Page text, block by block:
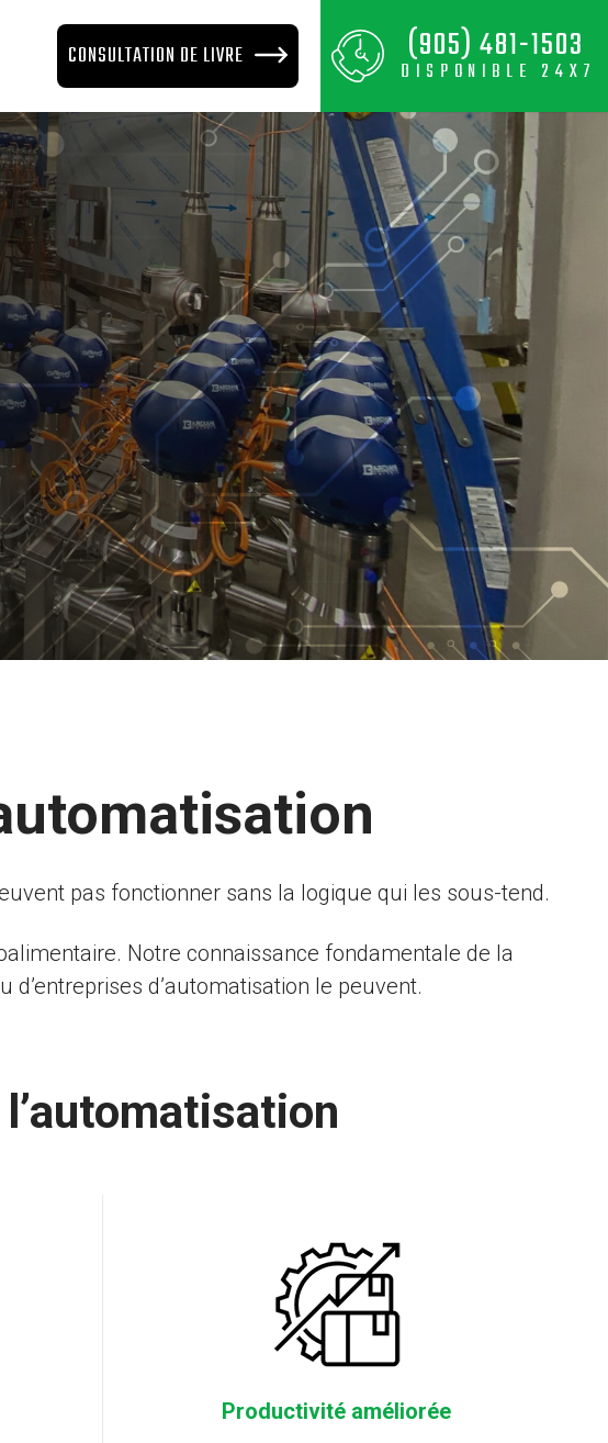
CONSULTATION DE LIVRE (905) 481-1503
DISPONIBLE 24X7
pas fonctionner sans la logique qui les sous-tend.
Notre connaissance fondamentale de la
d’automatisation le peuvent.
Productivité améliorée